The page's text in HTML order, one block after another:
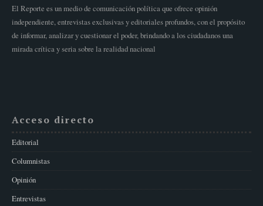
El Reporte es un medio de comunicación política que ofrece opinión
independiente, entrevistas exclusivas y editoriales profundos, con el propósito
de informar, analizar y cuestionar el poder, brindando a los ciudadanos una
mirada crítica y seria sobre la realidad nacional
Acceso directo
Editorial
Columnistas
Opinión
Entrevistas